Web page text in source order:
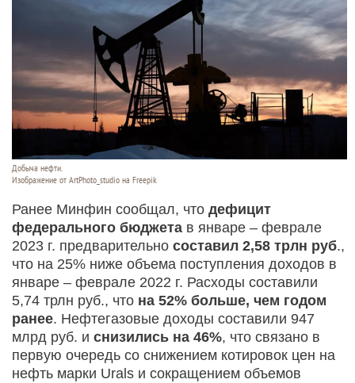
Добыча нефти.
Изображение от ArtPhoto_studio на Freepik
Ранее Минфин сообщал, что дефицит
федерального бюджета в январе – феврале
2023 г. предварительно составил 2,58 трлн руб.,
что на 25% ниже объема поступления доходов в
январе – феврале 2022 г. Расходы составили
5,74 трлн руб., что на 52% больше, чем годом
ранее. Нефтегазовые доходы составили 947
млрд руб. и снизились на 46%, что связано в
первую очередь со снижением котировок цен на
нефть марки Urals и сокращением объемов